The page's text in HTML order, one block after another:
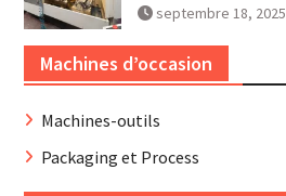
septembre 18, 2025
Machines d’occasion
Machines-outils
Packaging et Process